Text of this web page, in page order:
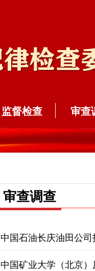
监督检查 审查
审查调查
中国石油长庆油田公
中国矿业大学（北京